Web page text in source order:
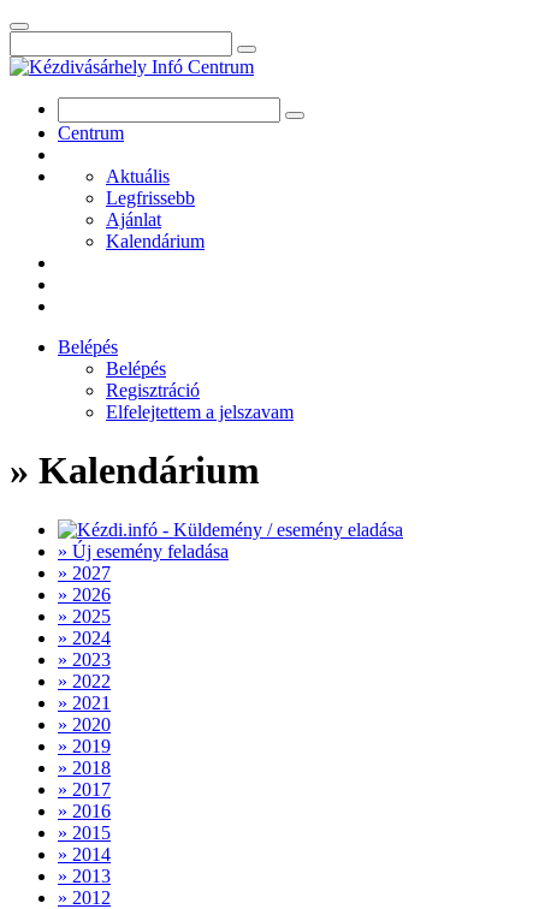
Centrum
Aktuális
Legfrissebb
Ajánlat
Kalendárium
Belépés
Belépés
Regisztráció
Elfelejtettem a jelszavam
» Kalendárium
» Új esemény feladása
» 2027
» 2026
» 2025
» 2024
» 2023
» 2022
» 2021
» 2020
» 2019
» 2018
» 2017
» 2016
» 2015
» 2014
» 2013
» 2012